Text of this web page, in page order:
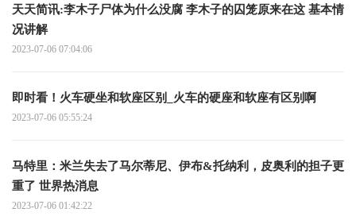
天天简讯:李木子尸体为什么没腐 李木子的囚笼原来在这 基本情
况讲解
2023-07-06 07:04:06
即时看！火车硬坐和软座区别_火车的硬座和软座有区别啊
2023-07-06 05:55:24
马特里：米兰失去了马尔蒂尼、伊布&托纳利，皮奥利的担子更
重了 世界热消息
2023-07-06 01:42:22